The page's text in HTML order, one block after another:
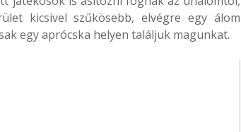
kicsivel szűkösebb, elvégre egy álom
egy aprócska helyen találjuk magunkat.